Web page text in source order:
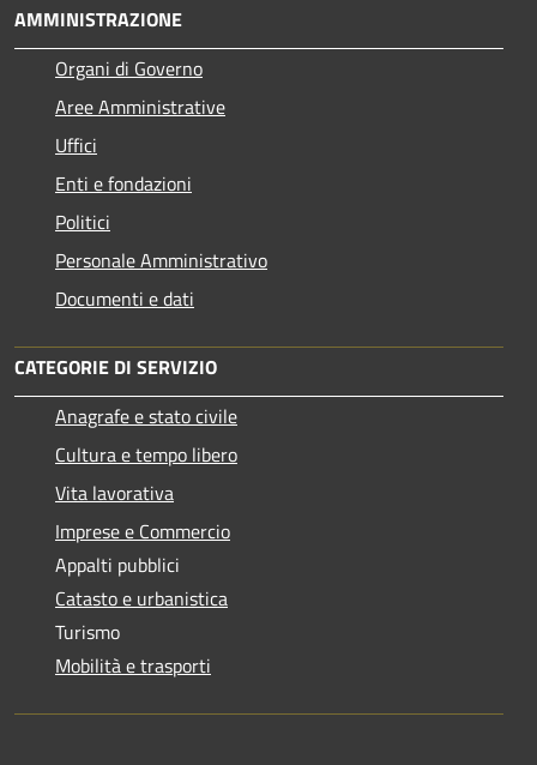
AMMINISTRAZIONE
Organi di Governo
Aree Amministrative
Uffici
Enti e fondazioni
Politici
Personale Amministrativo
Documenti e dati
CATEGORIE DI SERVIZIO
Anagrafe e stato civile
Cultura e tempo libero
Vita lavorativa
Imprese e Commercio
Appalti pubblici
Catasto e urbanistica
Turismo
Mobilità e trasporti